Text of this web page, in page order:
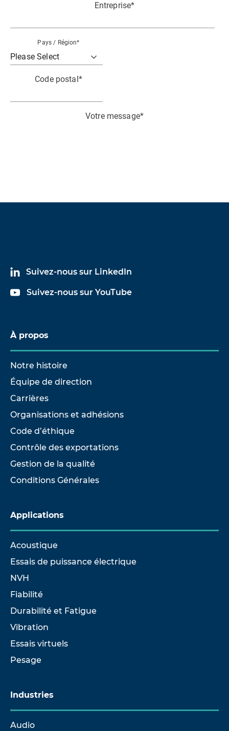
Entreprise*
Pays / Région*
Code postal*
Votre message*
Suivez-nous sur LinkedIn
Suivez-nous sur YouTube
À propos
Notre histoire
Équipe de direction
Carrières
Organisations et adhésions
Code d’éthique
Contrôle des exportations
Gestion de la qualité
Conditions Générales
Applications
Acoustique
Essais de puissance électrique
NVH
Fiabilité
Durabilité et Fatigue
Vibration
Essais virtuels
Pesage
Industries
Audio